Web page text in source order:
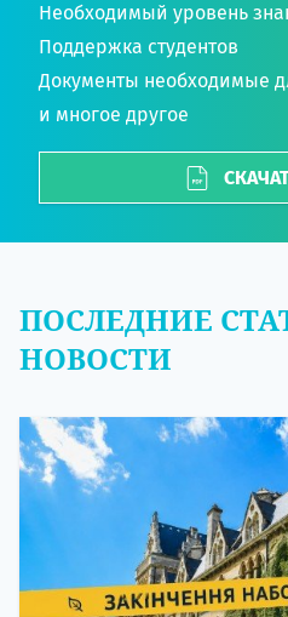
Необходимый уровень
Поддержка студентов
Документы необходимые
и многое другое
ПОСЛЕДНИЕ
НОВОСТИ